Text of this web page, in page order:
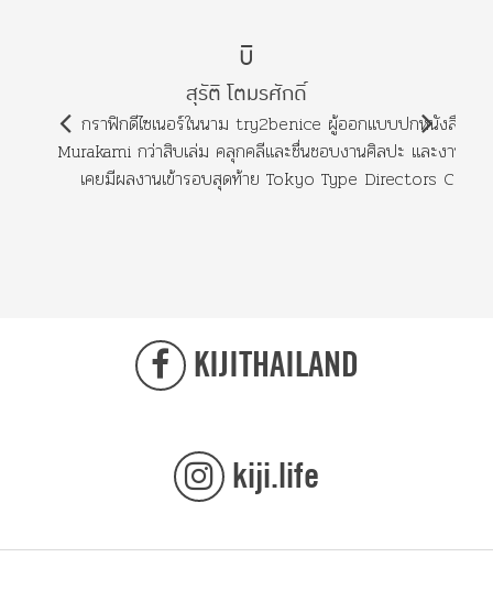
บิ
สุรัติ โตมรศักดิ์
กราฟิกดีไซเนอร์ในนาม try2benice ผู้ออกแบบปกหนังสือ
Murakami กว่าสิบเล่ม คลุกคลีและชื่นชอบงานศิลปะ และงานก
เคยมีผลงานเข้ารอบสุดท้าย Tokyo Type Directors Club
kiji.life
KIJITHAILAND